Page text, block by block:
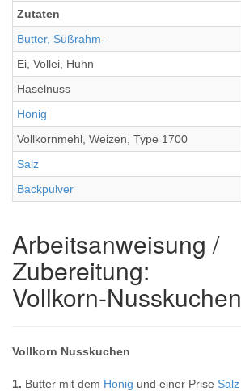
Zutaten
Butter, Süßrahm-
Ei, Vollei, Huhn
Haselnuss
Honig
Vollkornmehl, Weizen, Type 1700
Salz
Backpulver
Arbeitsanweisung /
Zubereitung:
Vollkorn-Nusskuchen
Vollkorn Nusskuchen
1. Butter mit dem Honig und einer Prise Salz